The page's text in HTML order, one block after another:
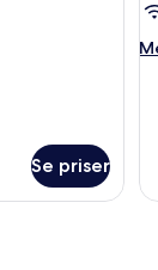
Se priser